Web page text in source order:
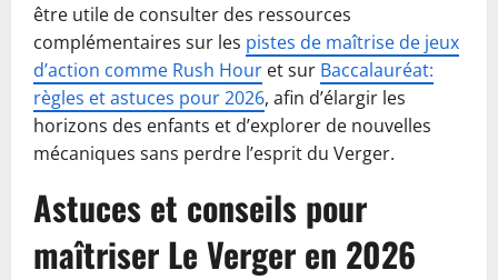
être utile de consulter des ressources
complémentaires sur les pistes de maîtrise de jeux
d’action comme Rush Hour et sur Baccalauréat:
règles et astuces pour 2026, afin d’élargir les
horizons des enfants et d’explorer de nouvelles
mécaniques sans perdre l’esprit du Verger.
Astuces et conseils pour
maîtriser Le Verger en 2026